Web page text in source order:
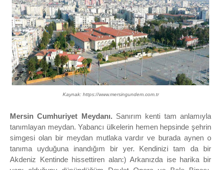
Kaynak: https://www.mersingundem.com.tr
Mersin Cumhuriyet Meydanı. Sanırım kenti tam anlamıyla
tanımlayan meydan. Yabancı ülkelerin hemen hepsinde şehrin
simgesi olan bir meydan mutlaka vardır ve burada aynen o
tanıma uyduğuna inandığım bir yer. Kendinizi tam da bir
Akdeniz Kentinde hissettiren alan:) Arkanızda ise harika bir